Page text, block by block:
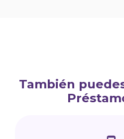
También